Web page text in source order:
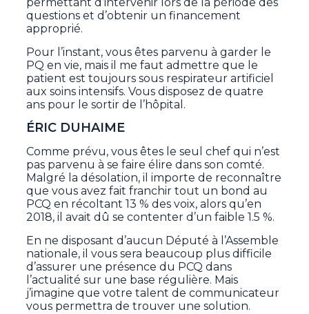
permettant d’intervenir lors de la période des
questions et d’obtenir un financement
approprié.
Pour l’instant, vous êtes parvenu à garder le
PQ en vie, mais il me faut admettre que le
patient est toujours sous respirateur artificiel
aux soins intensifs. Vous disposez de quatre
ans pour le sortir de l’hôpital.
ÉRIC DUHAIME
Comme prévu, vous êtes le seul chef qui n’est
pas parvenu à se faire élire dans son comté.
Malgré la désolation, il importe de reconnaître
que vous avez fait franchir tout un bond au
PCQ en récoltant 13 % des voix, alors qu’en
2018, il avait dû se contenter d’un faible 1.5 %.
En ne disposant d’aucun Député à l’Assemble
nationale, il vous sera beaucoup plus difficile
d’assurer une présence du PCQ dans
l’actualité sur une base régulière. Mais
j’imagine que votre talent de communicateur
vous permettra de trouver une solution.